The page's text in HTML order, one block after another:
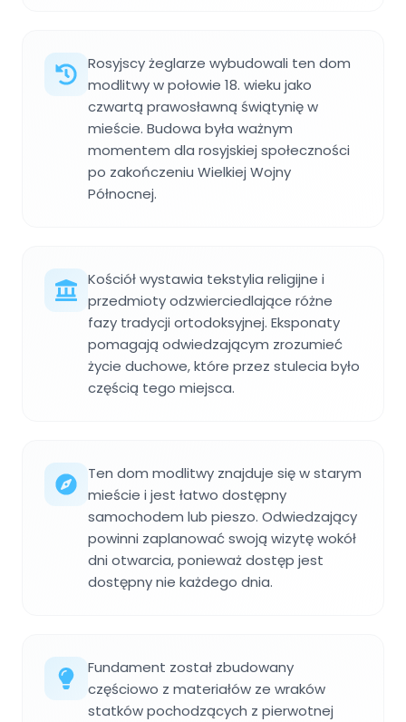
Rosyjscy żeglarze wybudowali ten dom
modlitwy w połowie 18. wieku jako
czwartą prawosławną świątynię w
mieście. Budowa była ważnym
momentem dla rosyjskiej społeczności
po zakończeniu Wielkiej Wojny
Północnej.
Kościół wystawia tekstylia religijne i
przedmioty odzwierciedlające różne
fazy tradycji ortodoksyjnej. Eksponaty
pomagają odwiedzającym zrozumieć
życie duchowe, które przez stulecia było
częścią tego miejsca.
Ten dom modlitwy znajduje się w starym
mieście i jest łatwo dostępny
samochodem lub pieszo. Odwiedzający
powinni zaplanować swoją wizytę wokół
dni otwarcia, ponieważ dostęp jest
dostępny nie każdego dnia.
Fundament został zbudowany
częściowo z materiałów ze wraków
statków pochodzących z pierwotnej